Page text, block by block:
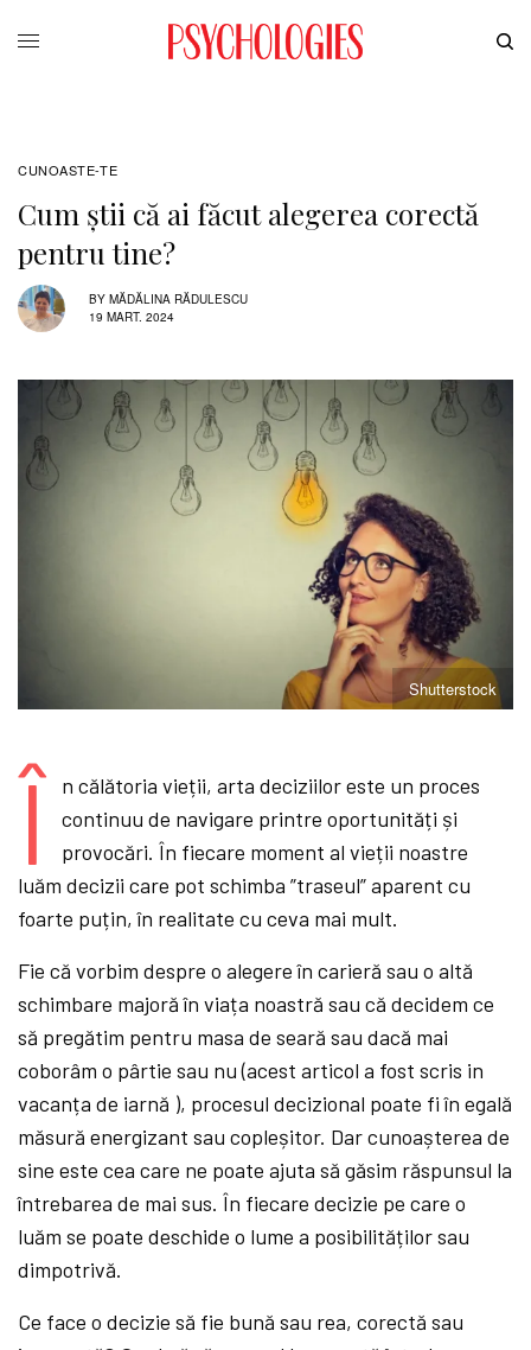
CUNOASTE-TE
Cum știi că ai făcut alegerea corectă
pentru tine?
BY MĂDĂLINA RĂDULESCU
19 MART. 2024
Shutterstock
Î
n călătoria vieții, arta deciziilor este un proces
continuu de navigare printre oportunități și
provocări. În fiecare moment al vieții noastre
luăm decizii care pot schimba ”traseul” aparent cu
foarte puțin, în realitate cu ceva mai mult.
Fie că vorbim despre o alegere în carieră sau o altă
schimbare majoră în viața noastră sau că decidem ce
să pregătim pentru masa de seară sau dacă mai
coborâm o pârtie sau nu (acest articol a fost scris in
vacanța de iarnă ), procesul decizional poate fi în egală
măsură energizant sau copleșitor. Dar cunoașterea de
sine este cea care ne poate ajuta să găsim răspunsul la
întrebarea de mai sus. În fiecare decizie pe care o
luăm se poate deschide o lume a posibilităților sau
dimpotrivă.
Ce face o decizie să fie bună sau rea, corectă sau